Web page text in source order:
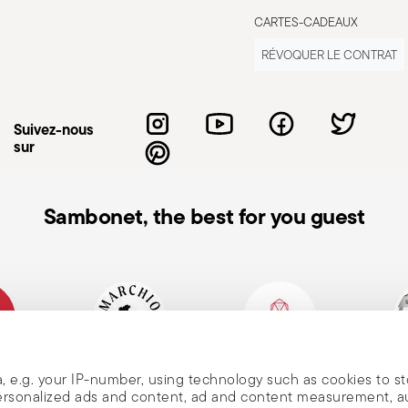
e.g. your IP-number, using technology such as cookies to
ads and content, ad and content measurement,
la lame. Il est recommandé de
Lors du lavage, manipulez-les avec
ou chiffons si nécessaire. Ne
du transport, portez-le toujours avec
CARTES-CADEAUX
RÉVOQUER LE CONTRAT
Suivez-nous
sur
Sambonet, the best for you guest
Marque historique,
depuis 1856
Member of Altagamma